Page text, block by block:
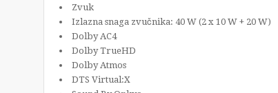
Zvuk
Izlazna snaga zvučnika: 40 W (2 x 10 W + 20 W)
Dolby AC4
Dolby TrueHD
Dolby Atmos
DTS Virtual:X